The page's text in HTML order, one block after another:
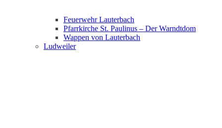
Feuerwehr Lauterbach
Pfarrkirche St. Paulinus – Der Warndtdom
Wappen von Lauterbach
Ludweiler